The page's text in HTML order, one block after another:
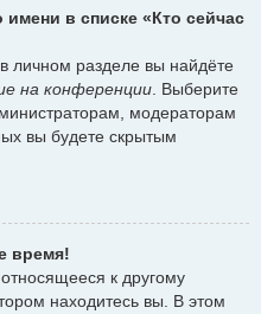
в списке «Кто сейчас
личном разделе вы найдёте
на конференции . Выберите
модераторам
вы будете скрытым
время!
к другому
находитесь вы. В этом